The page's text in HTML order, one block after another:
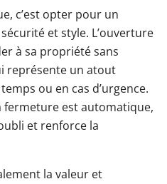
c’est opter pour un
et style. L’ouverture
à sa propriété sans
représente un atout
ou en cas d’urgence.
fermeture est automatique,
et renforce la
la valeur et